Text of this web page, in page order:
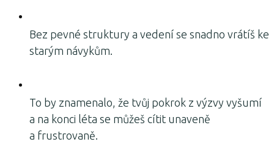
Bez pevné struktury a vedení se snadno vrátíš ke
starým návykům.
To by znamenalo, že tvůj pokrok z výzvy vyšumí
a na konci léta se můžeš cítit unaveně
a frustrovaně.